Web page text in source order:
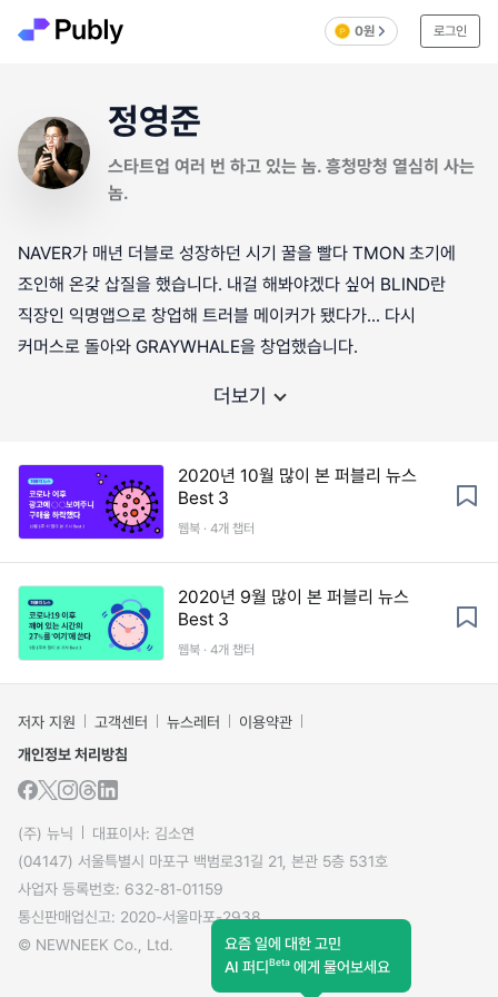
0원 로그인
정영준
스타트업 여러 번 하고 있는 놈. 흥청망청 열심히 사는
놈.
NAVER가 매년 더블로 성장하던 시기 꿀을 빨다 TMON 초기에
조인해 온갖 삽질을 했습니다. 내걸 해봐야겠다 싶어 BLIND란
직장인 익명앱으로 창업해 트러블 메이커가 됐다가... 다시
커머스로 돌아와 GRAYWHALE을 창업했습니다.
더보기
2020년 10월 많이 본 퍼블리 뉴스
Best 3
웹북 · 4개 챕터
2020년 9월 많이 본 퍼블리 뉴스
Best 3
웹북 · 4개 챕터
저자 지원 고객센터 뉴스레터
이용약관
개인정보 처리방침
(주) 뉴닉
대표이사: 김소연
(04147) 서울특별시 마포구 백범로31길 21, 본관 5층 531호
사업자 등록번호: 632-81-01159
통신판매업신고: 2020-서울마포-2938
© NEWNEEK Co., Ltd.
요즘 일에 대한 고민
AI 퍼디Beta 에게 물어보세요